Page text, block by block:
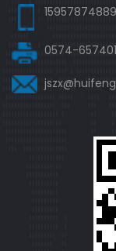
15957874889
0574-